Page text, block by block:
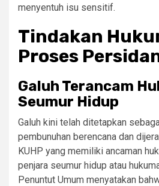
menyentuh isu sensitif.
Tindakan
Proses
Galuh Terancam
Seumur Hidup
Galuh kini telah ditetapkan
pembunuhan berencana dan
KUHP yang memiliki ancaman
penjara seumur hidup atau
Penuntut Umum menyatakan